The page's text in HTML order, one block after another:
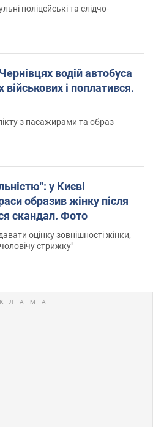
поліцейські та слідчо-
водій автобуса
і поплатився.
з пасажирами та образ
у Києві
образив жінку після
скандал. Фото
оцінку зовнішності жінки,
стрижку"